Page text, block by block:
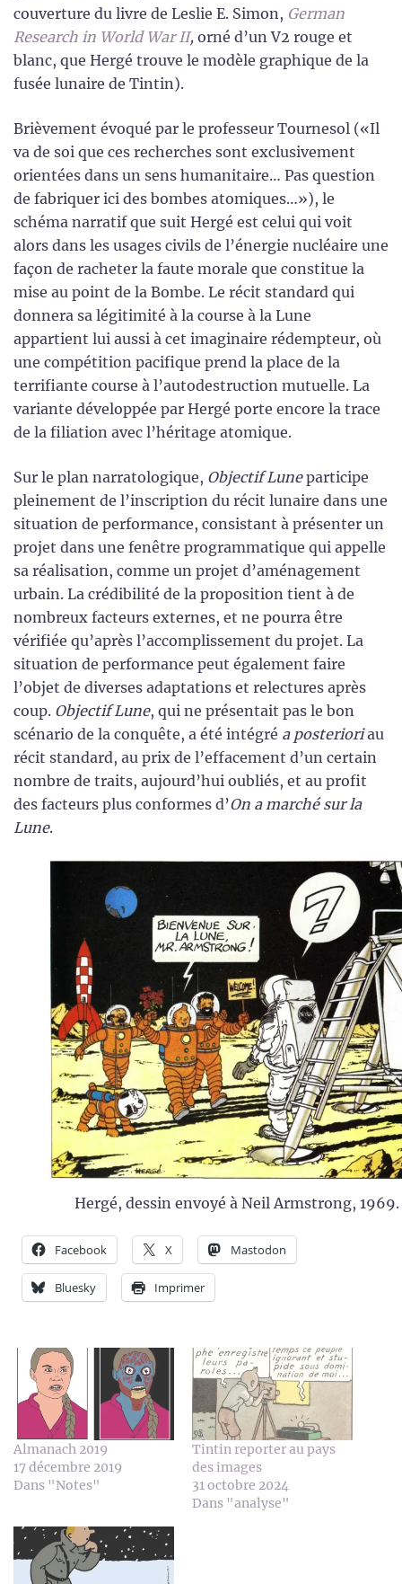
couverture du livre de Leslie E. Simon, German
Research in World War II, orné d’un V2 rouge et
blanc, que Hergé trouve le modèle graphique de la
fusée lunaire de Tintin).
Brièvement évoqué par le professeur Tournesol («Il
va de soi que ces recherches sont exclusivement
orientées dans un sens humanitaire… Pas question
de fabriquer ici des bombes atomiques…»), le
schéma narratif que suit Hergé est celui qui voit
alors dans les usages civils de l’énergie nucléaire une
façon de racheter la faute morale que constitue la
mise au point de la Bombe. Le récit standard qui
donnera sa légitimité à la course à la Lune
appartient lui aussi à cet imaginaire rédempteur, où
une compétition pacifique prend la place de la
terrifiante course à l’autodestruction mutuelle. La
variante développée par Hergé porte encore la trace
de la filiation avec l’héritage atomique.
Sur le plan narratologique, Objectif Luneparticipe
pleinement de l’inscription du récit lunaire dans une
situation de performance, consistant à présenter un
projet dans une fenêtre programmatique qui appelle
sa réalisation, comme un projet d’aménagement
urbain. La crédibilité de la proposition tient à de
nombreux facteurs externes, et ne pourra être
vérifiée qu’après l’accomplissement du projet. La
situation de performance peut également faire
l’objet de diverses adaptations et relectures après
coup. Objectif Lune, qui ne présentait pas le bon
scénario de la conquête, a été intégré a posterioriau
récit standard, au prix de l’effacement d’un certain
nombre de traits, aujourd’hui oubliés, et au profit
des facteurs plus conformes d’On a marché sur la
Lune.
Hergé, dessin envoyé à Neil Armstrong, 1969.
Facebook X Mastodon
Bluesky Imprimer
Almanach 2019
17 décembre 2019
Dans "Notes"
Tintin reporter au pays
des images
31 octobre 2024
Dans "analyse"